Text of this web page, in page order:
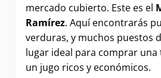
mercado cubierto. Este es el
Ramírez. Aquí encontrarás
verduras, y muchos puestos
lugar ideal para comprar una
un jugo ricos y económicos.